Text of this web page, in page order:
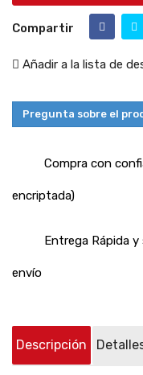
Compartir
Añadir a la lista de
Pregunta sobre el
Compra con
encriptada)
Entrega Rápida
envío
Descripción